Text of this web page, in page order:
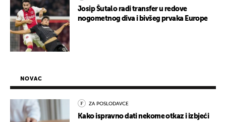
Josip Šutalo radi transfer u redove
nogometnog diva i bivšeg prvaka Europe
NOVAC
ZA POSLODAVCE
Kako ispravno dati nekome otkaz i izbjeći